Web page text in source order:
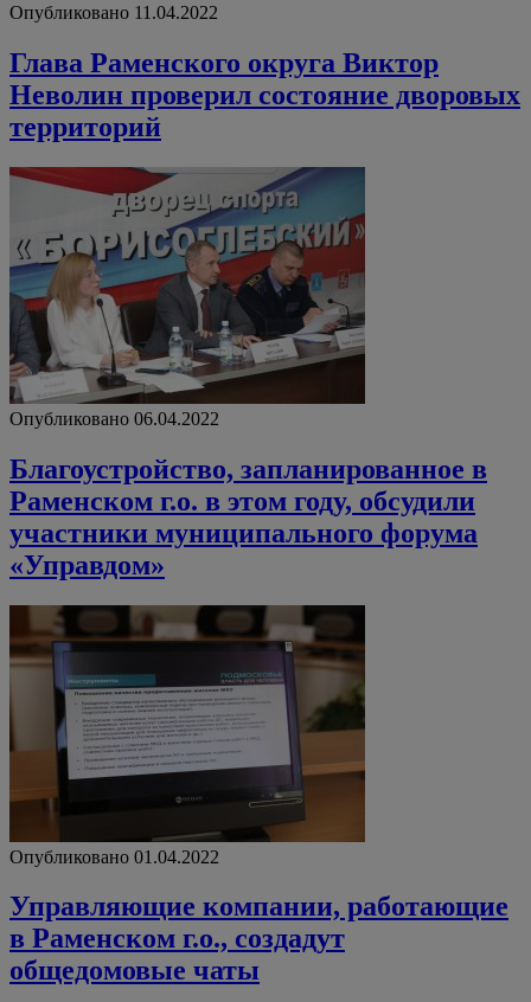
Опубликовано 11.04.2022
Глава Раменского округа Виктор
Неволин проверил состояние дворовых
территорий
Опубликовано 06.04.2022
Благоустройство, запланированное в
Раменском г.о. в этом году, обсудили
участники муниципального форума
«Управдом»
Опубликовано 01.04.2022
Управляющие компании, работающие
в Раменском г.о., создадут
общедомовые чаты